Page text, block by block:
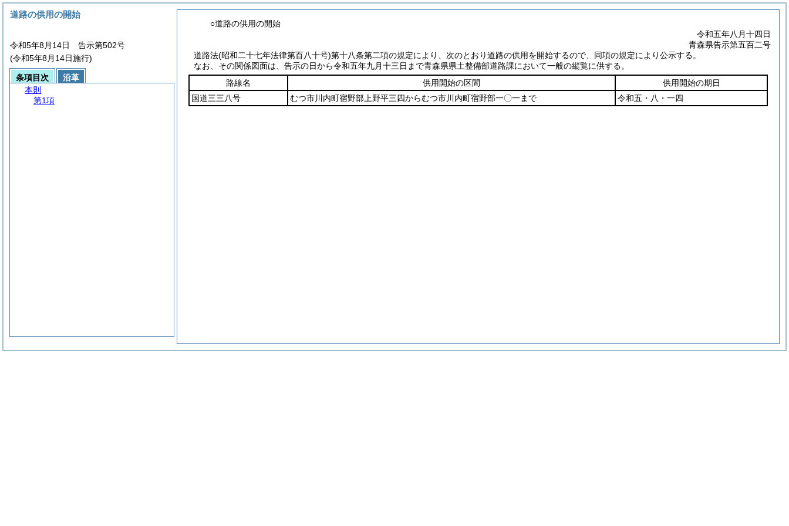
○道路の供用の開始
令和五年八月十四日
青森県告示第五百二号
道路法(昭和二十七年法律第百八十号)第十八条第二項の規定により、次のとおり道路の供用を開始するので、同項の規定により公示する。
なお、その関係図面は、告示の日から令和五年九月十三日まで青森県県土整備部道路課において一般の縦覧に供する。
路線名
供用開始の区間
供用開始の期日
国道三三八号
むつ市川内町宿野部上野平三四からむつ市川内町宿野部一〇一まで 令和五・八・一四
道路の供用の開始
令和5年8月14日 告示第502号
(令和5年8月14日施行)
条項目次
沿革
本則
第1項